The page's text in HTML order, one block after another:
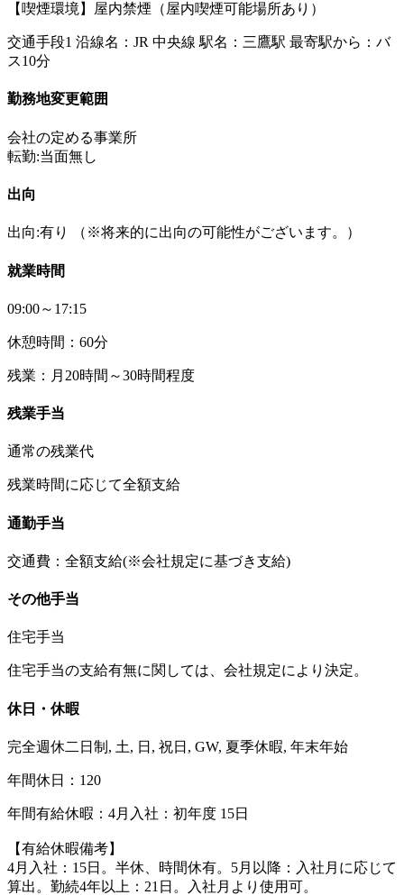
【喫煙環境】屋内禁煙（屋内喫煙可能場所あり）
交通手段1 沿線名：JR 中央線 駅名：三鷹駅 最寄駅から：バ
ス10分
勤務地変更範囲
会社の定める事業所
転勤:当面無し
出向
出向:有り （※将来的に出向の可能性がございます。）
就業時間
09:00～17:15
休憩時間：60分
残業：月20時間～30時間程度
残業手当
通常の残業代
残業時間に応じて全額支給
通勤手当
交通費：全額支給(※会社規定に基づき支給)
その他手当
住宅手当
住宅手当の支給有無に関しては、会社規定により決定。
休日・休暇
完全週休二日制, 土, 日, 祝日, GW, 夏季休暇, 年末年始
年間休日：120
年間有給休暇：4月入社：初年度 15日
【有給休暇備考】
4月入社：15日。半休、時間休有。5月以降：入社月に応じて
算出。勤続4年以上：21日。入社月より使用可。